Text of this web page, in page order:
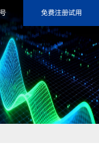
免费注册试用